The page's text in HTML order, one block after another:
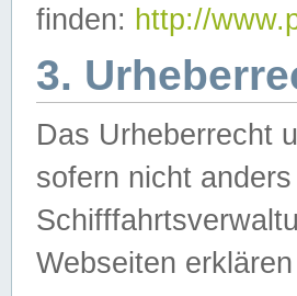
finden: http://
3.
Das Urheberrecht
sofern nicht
Webseiten